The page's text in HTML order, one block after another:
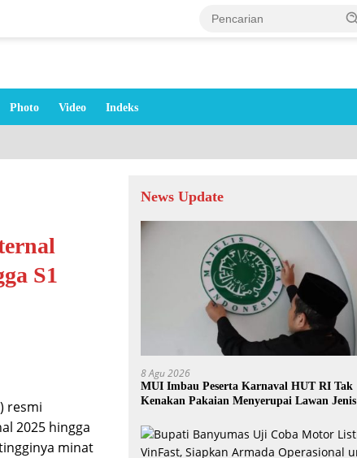
Photo Video Indeks
S1
resmi
2025 hingga
minat
News Update
8 Agu 2026
MUI Imbau Peserta Karnaval HUT RI Tak
Kenakan Pakaian Menyerupai Lawan Jenis